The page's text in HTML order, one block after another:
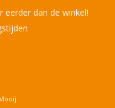
eerder dan de winkel!